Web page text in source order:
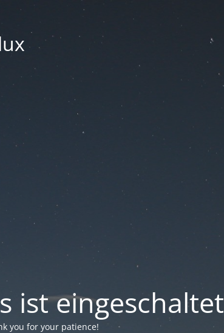
ist eingeschaltet
you for your patience!